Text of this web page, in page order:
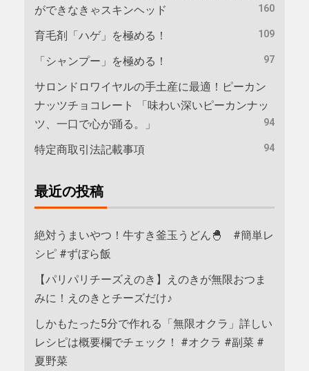
ができなきゃスキンヘッド
160
育毛剤「ハゲ」を極める！ 109
「シャンプー」を極める！ 97
サロンドロワイヤルの手土産に最適！ピーカン
ナッツチョコレート 「味わい深いピーカンナッ
ツ、一口で心が踊る。」
94
特定商取引法記載事項 94
最近の投稿
絶対うまいやつ！牛すき釜玉うどん🐣 #簡単レ
シピ #ずぼら飯
【パリパリチーズえのき】えのきが無限おつま
みに！えのきとチーズだけ♪
しかもたった5分で作れる「無限オクラ」詳しい
レシピは概要欄でチェック！ #オクラ #副菜 #
夏野菜